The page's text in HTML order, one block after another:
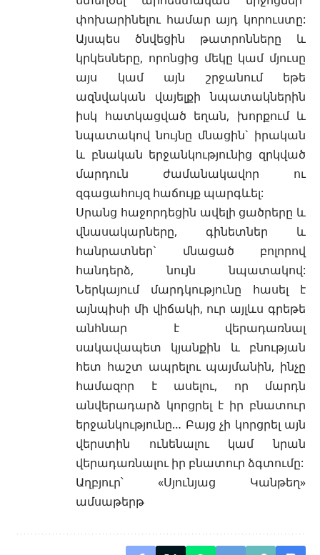
փոխարինելու համար այդ կորուստը:
Այսպես ծնվեցին թատրոնները և
կրկեսները, որոնցից մեկը կամ մյուսը
այս կամ այն շրջանում եթե
ազնվական վայելքի նպատակներին
իսկ հատկացված եղան, խորքում և
նպատակով նույնը մնացին` իրական
և բնական երջանկությունից զրկված
մարդուն ժամանակավոր ու
զգացահույզ հաճույք պարգևել:
Սրանց հաջորդեցին ավելի ցածրերը և
վնասակարները, գինետներ և
հանրատներ` մնացած բոլորով
հանդերձ, նույն նպատակով:
Ներկայում մարդկությունը հասել է
այնպիսի մի վիճակի, ուր այլևս գրեթե
անհնար է վերադառնալ
սակավապետ կյանքին և բնության
հետ հաշտ ապրելու պայմանին, ինչը
համազոր է ասելու, որ մարդն
անվերադարձ կորցրել է իր բնատուր
երջանկությունը… Բայց չի կորցրել այն
վերստին ունենալու կամ նրան
վերադառնալու իր բնատուր ձգտումը:
Աղբյուր՝ «Սյունյաց Կանթեղ»
ամսաթերթ